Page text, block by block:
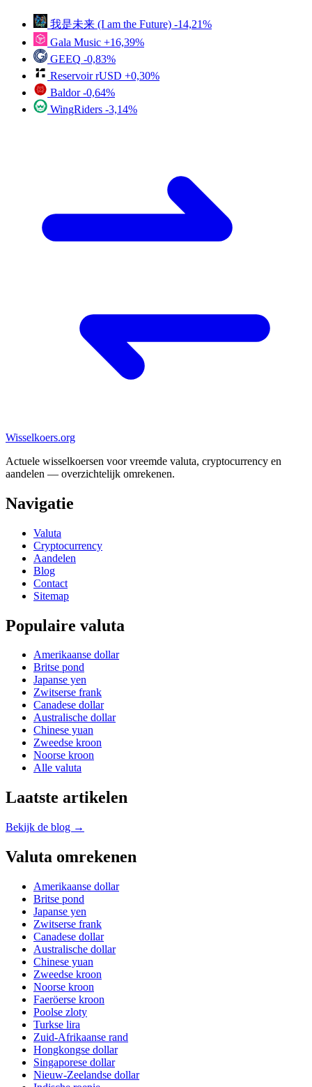
我是未来 (I am the Future) -14,21%
Gala Music +16,39%
GEEQ -0,83%
Reservoir rUSD +0,30%
Baldor -0,64%
WingRiders -3,14%
Wisselkoers.org
Actuele wisselkoersen voor vreemde valuta, cryptocurrency en
aandelen — overzichtelijk omrekenen.
Navigatie
Valuta
Cryptocurrency
Aandelen
Blog
Contact
Sitemap
Populaire valuta
Amerikaanse dollar
Britse pond
Japanse yen
Zwitserse frank
Canadese dollar
Australische dollar
Chinese yuan
Zweedse kroon
Noorse kroon
Alle valuta
Laatste artikelen
Bekijk de blog →
Valuta omrekenen
Amerikaanse dollar
Britse pond
Japanse yen
Zwitserse frank
Canadese dollar
Australische dollar
Chinese yuan
Zweedse kroon
Noorse kroon
Faeröerse kroon
Poolse zloty
Turkse lira
Zuid-Afrikaanse rand
Hongkongse dollar
Singaporese dollar
Nieuw-Zeelandse dollar